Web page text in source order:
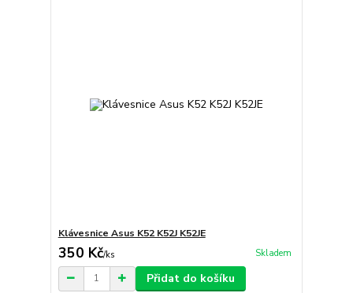
Klávesnice Asus K52 K52J K52JE
350 Kč/ks Skladem
Přidat do košíku